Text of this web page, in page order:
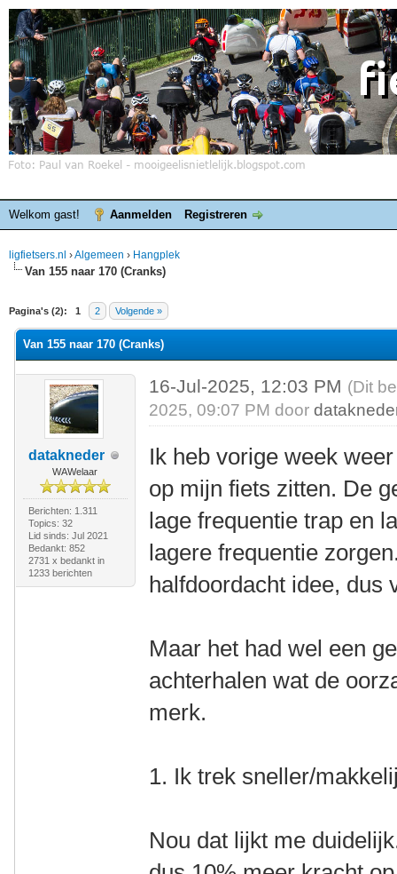
Welkom gast! Aanmelden Registreren
ligfietsers.nl ›Algemeen › Hangplek
Van 155 naar 170 (Cranks)
Pagina's (2): 1 2 Volgende »
waardering is 0
Van 155 naar 170 (Cranks)
datakneder
WAWelaar
Berichten: 1.311
Topics: 32
Lid sinds: Jul 2021
Bedankt: 852
2731 x bedankt in
1233 berichten
16-Jul-2025, 12:03 PM (Dit
2025, 09:07 PM door
Ik heb vorige week
op mijn fiets zitten. De
lage frequentie trap en
lagere frequentie
halfdoordacht idee, dus
Maar het had wel een
achterhalen wat de
merk.
1. Ik trek sneller/
Nou dat lijkt me